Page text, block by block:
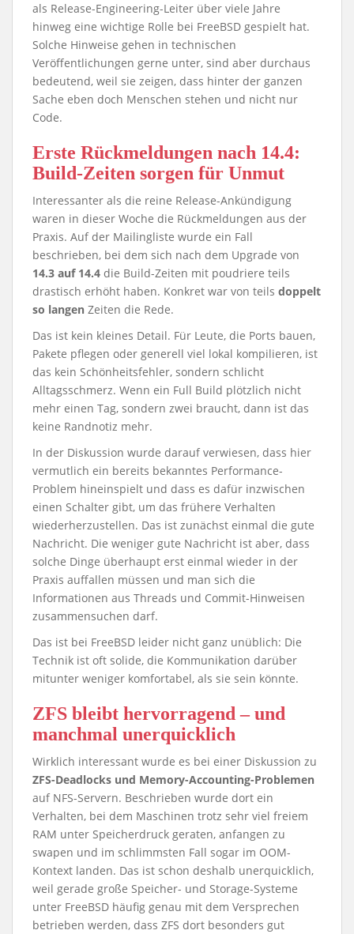
als Release-Engineering-Leiter über viele Jahre
hinweg eine wichtige Rolle bei FreeBSD gespielt hat.
Solche Hinweise gehen in technischen
Veröffentlichungen gerne unter, sind aber durchaus
bedeutend, weil sie zeigen, dass hinter der ganzen
Sache eben doch Menschen stehen und nicht nur
Code.
Erste Rückmeldungen nach 14.4:
Build-Zeiten sorgen für Unmut
Interessanter als die reine Release-Ankündigung
waren in dieser Woche die Rückmeldungen aus der
Praxis. Auf der Mailingliste wurde ein Fall
beschrieben, bei dem sich nach dem Upgrade von
14.3 auf 14.4 die Build-Zeiten mit poudriere teils
drastisch erhöht haben. Konkret war von teils doppelt
so langen Zeiten die Rede.
Das ist kein kleines Detail. Für Leute, die Ports bauen,
Pakete pflegen oder generell viel lokal kompilieren, ist
das kein Schönheitsfehler, sondern schlicht
Alltagsschmerz. Wenn ein Full Build plötzlich nicht
mehr einen Tag, sondern zwei braucht, dann ist das
keine Randnotiz mehr.
In der Diskussion wurde darauf verwiesen, dass hier
vermutlich ein bereits bekanntes Performance-
Problem hineinspielt und dass es dafür inzwischen
einen Schalter gibt, um das frühere Verhalten
wiederherzustellen. Das ist zunächst einmal die gute
Nachricht. Die weniger gute Nachricht ist aber, dass
solche Dinge überhaupt erst einmal wieder in der
Praxis auffallen müssen und man sich die
Informationen aus Threads und Commit-Hinweisen
zusammensuchen darf.
Das ist bei FreeBSD leider nicht ganz unüblich: Die
Technik ist oft solide, die Kommunikation darüber
mitunter weniger komfortabel, als sie sein könnte.
ZFS bleibt hervorragend – und
manchmal unerquicklich
Wirklich interessant wurde es bei einer Diskussion zu
ZFS-Deadlocks und Memory-Accounting-Problemen
auf NFS-Servern. Beschrieben wurde dort ein
Verhalten, bei dem Maschinen trotz sehr viel freiem
RAM unter Speicherdruck geraten, anfangen zu
swapen und im schlimmsten Fall sogar im OOM-
Kontext landen. Das ist schon deshalb unerquicklich,
weil gerade große Speicher- und Storage-Systeme
unter FreeBSD häufig genau mit dem Versprechen
betrieben werden, dass ZFS dort besonders gut